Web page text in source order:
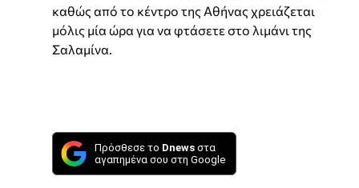
καθώς από το κέντρο της Αθήνας χρειάζεται
μόλις μία ώρα για να φτάσετε στο λιμάνι της
Σαλαμίνα.
Πρόσθεσε το Dnews στα
αγαπημένα σου στη Google